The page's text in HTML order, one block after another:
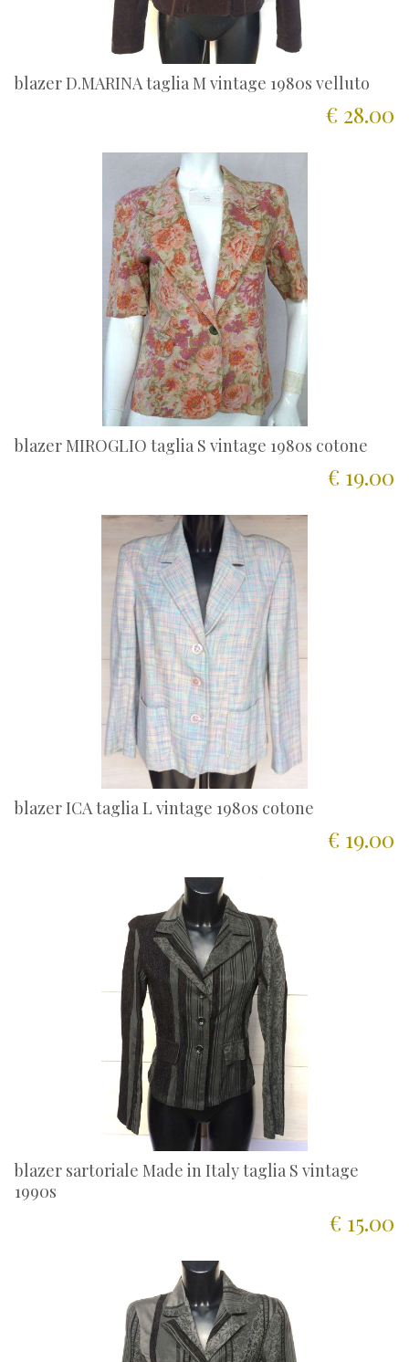
blazer D.MARINA taglia M vintage 1980s velluto
€ 28.00
blazer MIROGLIO taglia S vintage 1980s cotone
€ 19.00
blazer ICA taglia L vintage 1980s cotone
€ 19.00
blazer sartoriale Made in Italy taglia S vintage
1990s
€ 15.00